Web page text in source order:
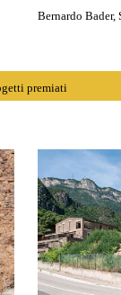
Bernardo
premiati